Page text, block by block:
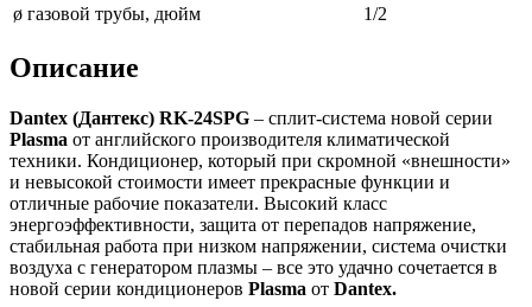
ø газовой трубы, дюйм
1/2
Описание
Dantex (Дантекс) RK-24SPG – сплит-система новой серии
Plasma от английского производителя климатической
техники. Кондиционер, который при скромной «внешности»
и невысокой стоимости имеет прекрасные функции и
отличные рабочие показатели. Высокий класс
энергоэффективности, защита от перепадов напряжение,
стабильная работа при низком напряжении, система очистки
воздуха с генератором плазмы – все это удачно сочетается в
новой серии кондиционеров Plasma от Dantex.